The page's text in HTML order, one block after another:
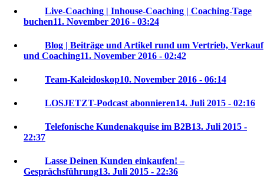
Live-Coaching | Inhouse-Coaching | Coaching-Tage
buchen11. November 2016 - 03:24
Blog | Beiträge und Artikel rund um Vertrieb, Verkauf
und Coaching11. November 2016 - 02:42
Team-Kaleidoskop10. November 2016 - 06:14
LOSJETZT-Podcast abonnieren14. Juli 2015 - 02:16
Telefonische Kundenakquise im B2B13. Juli 2015 -
22:37
Lasse Deinen Kunden einkaufen! –
Gesprächsführung13. Juli 2015 - 22:36